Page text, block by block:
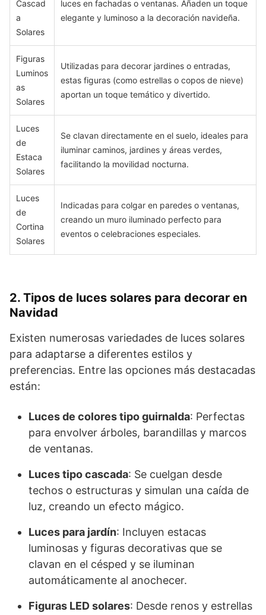
Cascad
a
Solares
luces en fachadas o ventanas. Añaden un toque
elegante y luminoso a la decoración navideña.
Figuras
Luminos
as
Solares
Utilizadas para decorar jardines o entradas,
estas figuras (como estrellas o copos de nieve)
aportan un toque temático y divertido.
Luces
de
Estaca
Solares
Se clavan directamente en el suelo, ideales para
iluminar caminos, jardines y áreas verdes,
facilitando la movilidad nocturna.
Luces
de
Cortina
Solares
Indicadas para colgar en paredes o ventanas,
creando un muro iluminado perfecto para
eventos o celebraciones especiales.
2. Tipos de luces solares para decorar en
Navidad
Existen numerosas variedades de luces solares
para adaptarse a diferentes estilos y
preferencias. Entre las opciones más destacadas
están:
Luces de colores tipo guirnalda: Perfectas
para envolver árboles, barandillas y marcos
de ventanas.
Luces tipo cascada: Se cuelgan desde
techos o estructuras y simulan una caída de
luz, creando un efecto mágico.
Luces para jardín: Incluyen estacas
luminosas y figuras decorativas que se
clavan en el césped y se iluminan
automáticamente al anochecer.
Figuras LED solares: Desde renos y estrellas